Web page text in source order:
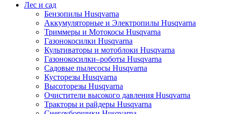
Лес и сад
Бензопилы Husqvarna
Аккумуляторные и Электропилы Нusqvarna
Триммеры и Мотокосы Нusqvarna
Газонокосилки Husqvarna
Культиваторы и мотоблоки Husqvarna
Газонокосилки–роботы Husqvarna
Садовые пылесосы Husqvarna
Кусторезы Husqvarna
Высоторезы Husqvarna
Очистители высокого давления Husqvarna
Тракторы и райдеры Husqvarna